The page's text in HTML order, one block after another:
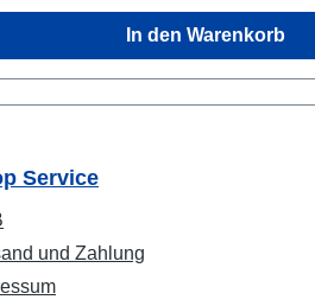
In den Warenkorb
Service
und Zahlung